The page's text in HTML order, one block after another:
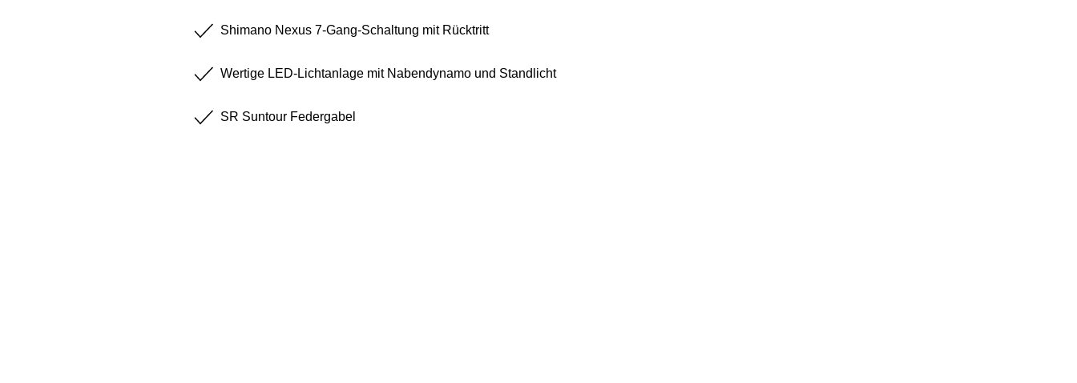
Shimano Nexus 7-Gang-Schaltung mit Rücktritt
Wertige LED-Lichtanlage mit Nabendynamo und Standlicht
SR Suntour Federgabel